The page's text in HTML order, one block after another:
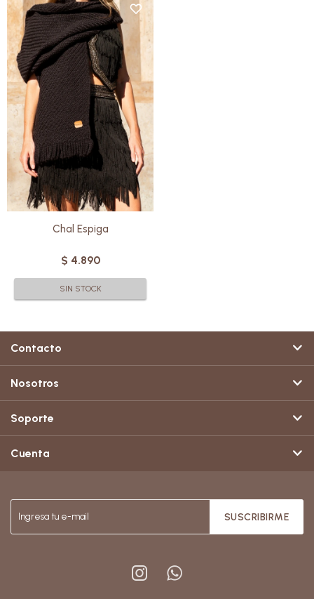
Tejido en telares manuales y
en punto espiga, con pura lana
Merino uruguaya.
Para usar alrededor del cuello
complementando otras prendas
o sobre hombros descubiertos.
Cada pieza es única: una
creación artesanal que combina
versatilidad, calidez y diseño.
Chal Espiga
$ 4.890
SIN STOCK
SUSCRIBIRME
 
Contacto
Nosotros
Soporte
Cuenta